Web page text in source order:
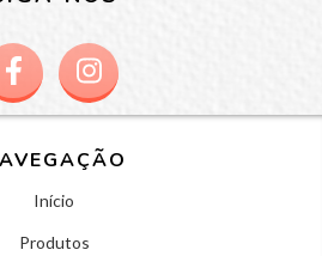
Início
Produtos